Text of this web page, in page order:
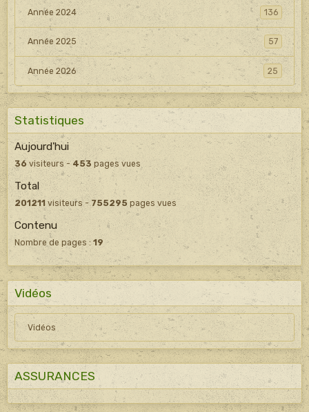
Année 2024 136
Année 2025 57
Année 2026 25
Statistiques
Aujourd'hui
36 visiteurs - 453 pages vues
Total
201211 visiteurs -755295 pages vues
Contenu
Nombre de pages : 19
Vidéos
Vidéos
ASSURANCES